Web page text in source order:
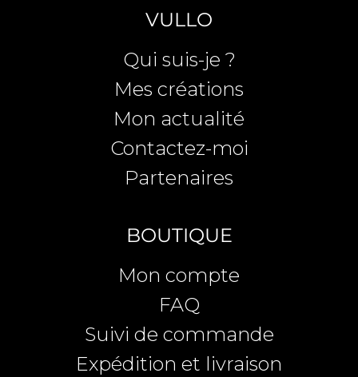
VULLO
Qui suis-je ?
Mes créations
Mon actualité
Contactez-moi
Partenaires
BOUTIQUE
Mon compte
FAQ
Suivi de commande
Expédition et livraison